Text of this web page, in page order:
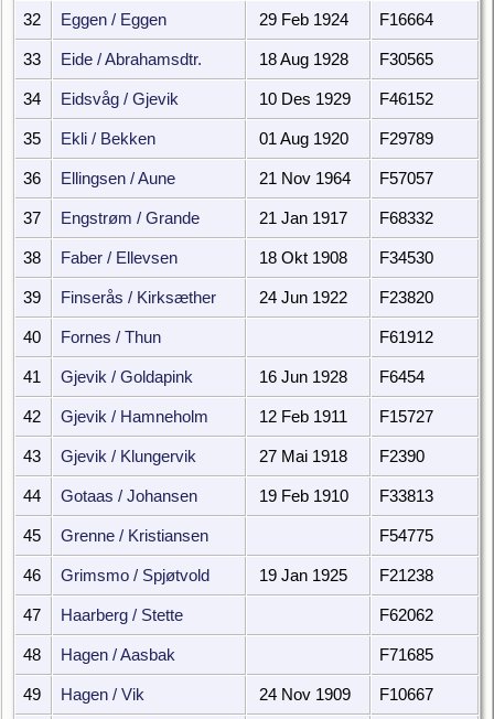
32 Eggen / Eggen 29 Feb 1924 F16664
33 Eide / Abrahamsdtr. 18 Aug 1928 F30565
34 Eidsvåg / Gjevik 10 Des 1929 F46152
35 Ekli / Bekken 01 Aug 1920 F29789
36 Ellingsen / Aune 21 Nov 1964 F57057
37 Engstrøm / Grande 21 Jan 1917 F68332
38 Faber / Ellevsen 18 Okt 1908 F34530
39 Finserås / Kirksæther 24 Jun 1922 F23820
40 Fornes / Thun F61912
41 Gjevik / Goldapink 16 Jun 1928 F6454
42 Gjevik / Hamneholm 12 Feb 1911 F15727
43 Gjevik / Klungervik 27 Mai 1918 F2390
44 Gotaas / Johansen 19 Feb 1910 F33813
45 Grenne / Kristiansen F54775
46 Grimsmo / Spjøtvold 19 Jan 1925 F21238
47 Haarberg / Stette F62062
48 Hagen / Aasbak F71685
49 Hagen / Vik 24 Nov 1909 F10667